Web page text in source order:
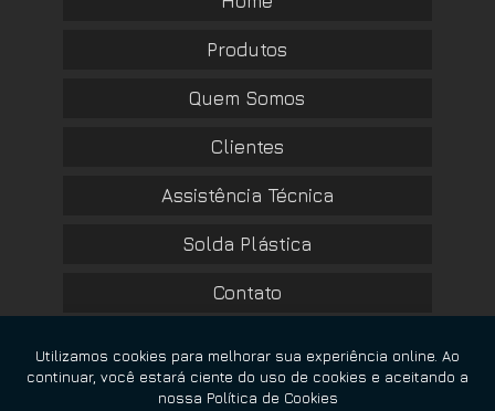
Produtos
Quem Somos
Clientes
Assistência Técnica
Solda Plástica
Contato
Mapa do site